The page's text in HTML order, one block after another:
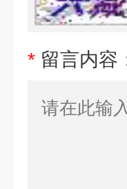
* 留言内容